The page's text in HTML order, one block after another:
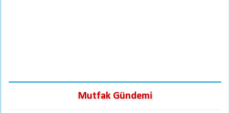
Mutfak Gündemi